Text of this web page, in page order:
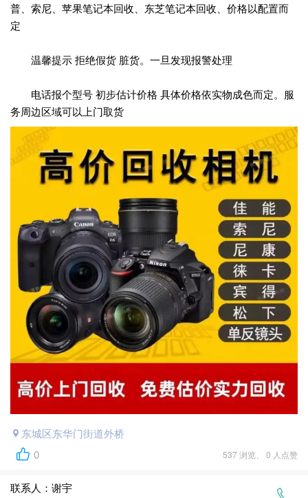
普、索尼、苹果笔记本回收、东芝笔记本回收、价格以配置而
定
温馨提示 拒绝假货 脏货。一旦发现报警处理
电话报个型号 初步估计价格 具体价格依实物成色而定。服
务周边区域可以上门取货
东城区东华门街道外桥
0
537 浏览、 0 人点赞
联系人：谢宇